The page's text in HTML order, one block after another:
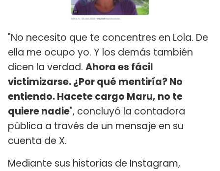
"No necesito que te concentres en Lola. De
ella me ocupo yo. Y los demás también
dicen la verdad. Ahora es fácil
victimizarse. ¿Por qué mentiría? No
entiendo. Hacete cargo Maru, no te
quiere nadie", concluyó la contadora
pública a través de un mensaje en su
cuenta de X.
Mediante sus historias de Instagram,